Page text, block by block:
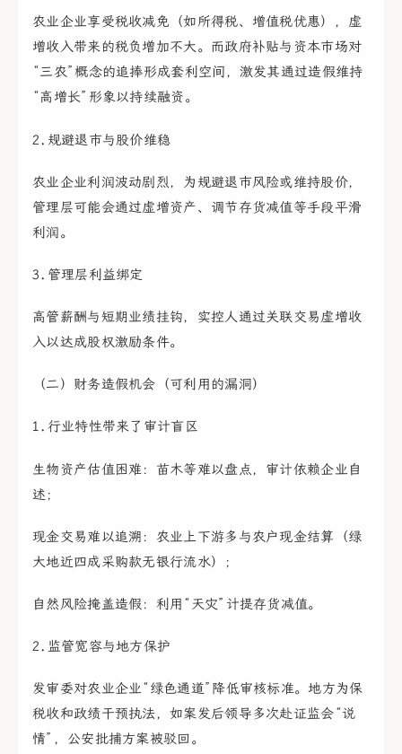
农业企业享受税收减免（如所得税、增值税优惠），虚
增收入带来的税负增加不大。而政府补贴与资本市场对
“三农”概念的追捧形成套利空间，激发其通过造假维持
“高增长”形象以持续融资。
2.规避退市与股价维稳
农业企业利润波动剧烈，为规避退市风险或维持股价，
管理层可能会通过虚增资产、调节存货减值等手段平滑
利润。
3.管理层利益绑定
高管薪酬与短期业绩挂钩，实控人通过关联交易虚增收
入以达成股权激励条件。
（二）财务造假机会（可利用的漏洞）
1.行业特性带来了审计盲区
生物资产估值困难：苗木等难以盘点，审计依赖企业自
述；
现金交易难以追溯：农业上下游多与农户现金结算（绿
大地近四成采购款无银行流水）；
自然风险掩盖造假：利用“天灾”计提存货减值。
2.监管宽容与地方保护
发审委对农业企业“绿色通道”降低审核标准。地方为保
税收和政绩干预执法，如案发后领导多次赴证监会“说
情”，公安批捕方案被驳回。